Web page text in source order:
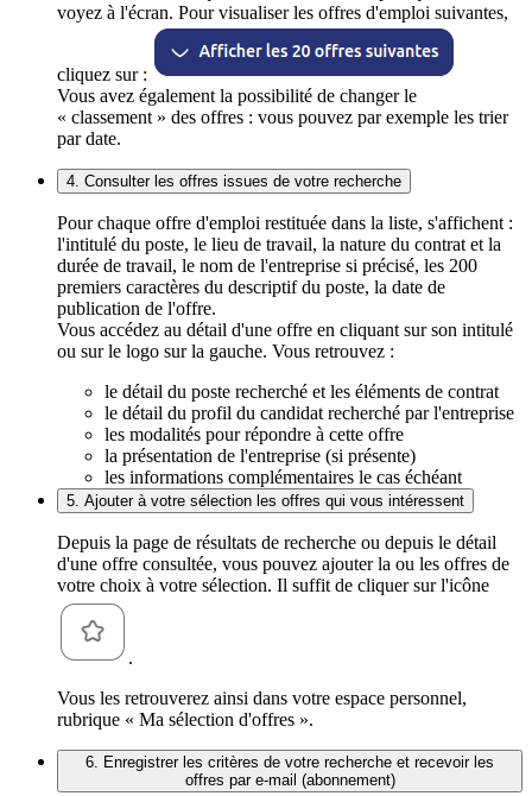
voyez à l'écran. Pour visualiser les offres d'emploi suivantes,
cliquez sur :
Vous avez également la possibilité de changer le
« classement » des offres : vous pouvez par exemple les trier
par date.
4. Consulter les offres issues de votre recherche
Pour chaque offre d'emploi restituée dans la liste, s'affichent :
l'intitulé du poste, le lieu de travail, la nature du contrat et la
durée de travail, le nom de l'entreprise si précisé, les 200
premiers caractères du descriptif du poste, la date de
publication de l'offre.
Vous accédez au détail d'une offre en cliquant sur son intitulé
ou sur le logo sur la gauche. Vous retrouvez :
le détail du poste recherché et les éléments de contrat
le détail du profil du candidat recherché par l'entreprise
les modalités pour répondre à cette offre
la présentation de l'entreprise (si présente)
les informations complémentaires le cas échéant
5. Ajouter à votre sélection les offres qui vous intéressent
Depuis la page de résultats de recherche ou depuis le détail
d'une offre consultée, vous pouvez ajouter la ou les offres de
votre choix à votre sélection. Il suffit de cliquer sur l'icône
.
Vous les retrouverez ainsi dans votre espace personnel,
rubrique « Ma sélection d'offres ».
6. Enregistrer les critères de votre recherche et recevoir les
offres par e-mail (abonnement)